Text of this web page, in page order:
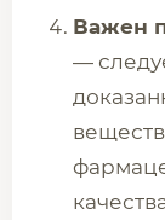
Важен
—